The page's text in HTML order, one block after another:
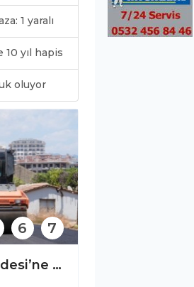
1 yaralı
10 yıl hapis
oluyor
Payallar Gökkale Caddesi’ne sıcak asfalt
6 7